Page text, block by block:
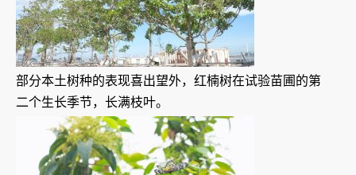
部分本土树种的表现喜出望外，红楠树在试验苗圃的第
二个生长季节，长满枝叶。